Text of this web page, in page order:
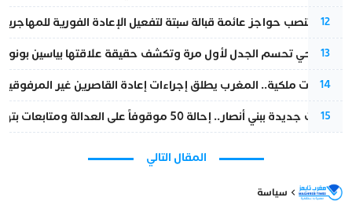
12
إسبانيا تنصب حواجز عائمة قبالة سبتة لتفعيل الإعادة الفورية للمهاجرين
13
نورا فتحي تحسم الجدل لأول مرة وتكشف حقيقة علاقتها بياسين بونو
14
بتعليمات ملكية.. المغرب يطلق إجراءات إعادة القاصرين غير
15
تطورات جديدة ببني أنصار.. إحالة 50 موقوفاً على العدالة ومتابعات بتهم ثقيلة
المقال التالي
سياسة